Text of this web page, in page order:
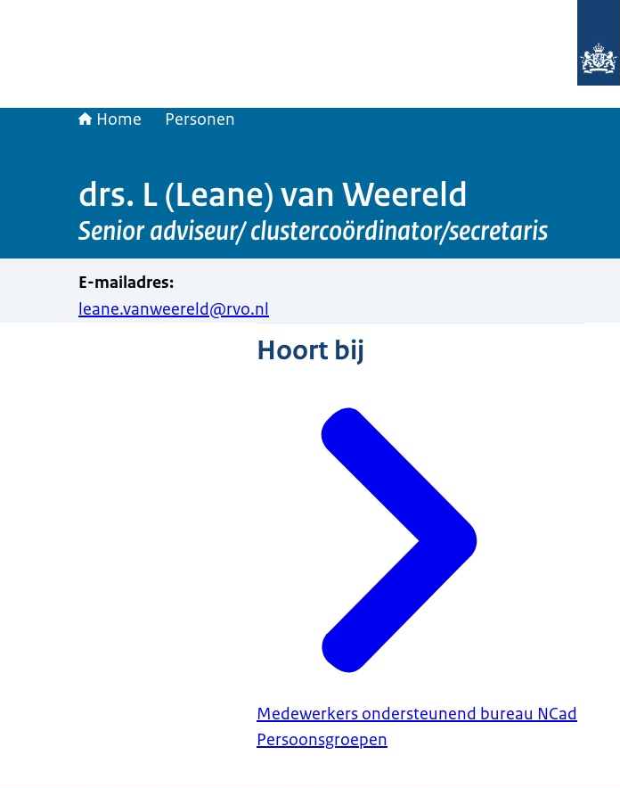
Home Personen
drs. L (Leane) van Weereld
Senior adviseur/ clustercoördinator/secretaris
E-mailadres:
leane.vanweereld@rvo.nl
Hoort bij
Medewerkers ondersteunend bureau NCad
Persoonsgroepen